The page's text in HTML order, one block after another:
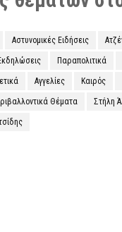
Αστυνομικές Ειδήσεις
Παραπολιτικά
Αγγελίες Καιρός
Θέματα Στήλη